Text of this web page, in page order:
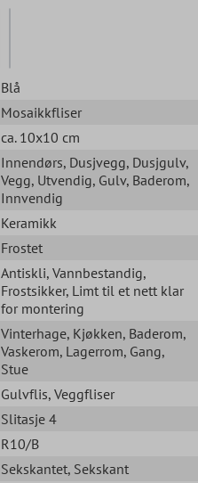
Blå
Mosaikkfliser
ca. 10x10 cm
Innendørs, Dusjvegg, Dusjgulv,
Vegg, Utvendig, Gulv, Baderom,
Innvendig
Keramikk
Frostet
Antiskli, Vannbestandig,
Frostsikker, Limt til et nett klar
for montering
Vinterhage, Kjøkken, Baderom,
Vaskerom, Lagerrom, Gang,
Stue
Gulvflis, Veggfliser
Slitasje 4
R10/B
Sekskantet, Sekskant